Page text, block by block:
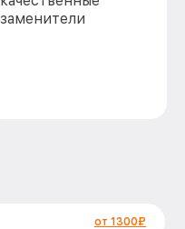
заменители
от 1300₽